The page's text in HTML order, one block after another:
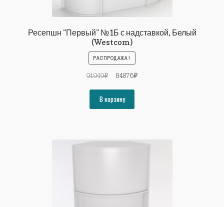
Ресепшн "Первый" №1Б с надставкой, Белый
(Westcom)
РАСПРОДАЖА!
91949₽
Первоначальная
составляла
91949₽.
84876₽Текущая
В корзину